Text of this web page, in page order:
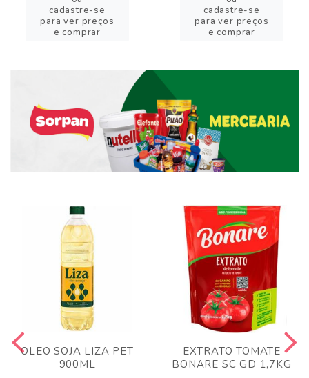
cadastre-se
para ver preços
e comprar
cadastre-se
para ver preços
e comprar
OLEO SOJA LIZA PET
900ML
EXTRATO TOMATE
BONARE SC GD 1,7KG